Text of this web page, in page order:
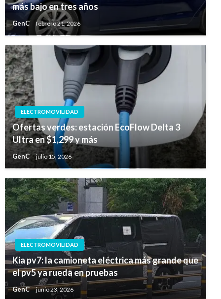
más bajo en tres años
GenC febrero 21, 2026
ELECTROMOVILIDAD
Ofertas verdes: estación EcoFlow Delta 3
Ultra en $1,299 y más
GenC julio 15, 2026
ELECTROMOVILIDAD
Kia pv7: la camioneta eléctrica más grande que
el pv5 ya rueda en pruebas
GenC junio 23, 2026